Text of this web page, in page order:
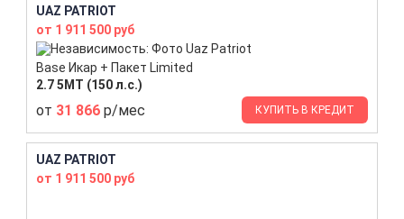
UAZ PATRIOT
от 1 911 500 руб
Base Икар + Пакет Limited
2.7 5МТ (150 л.с.)
от 31 866 р/мес КУПИТЬ В КРЕДИТ
UAZ PATRIOT
от 1 911 500 руб